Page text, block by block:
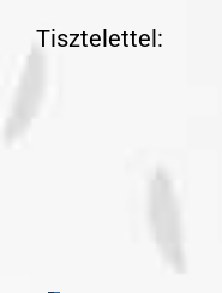
Tisztelettel: